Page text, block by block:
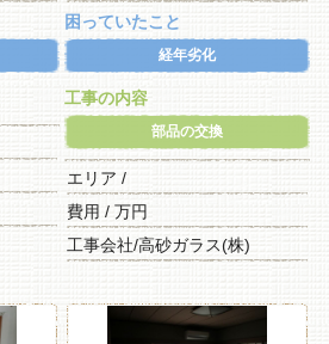
困っていたこと
経年劣化
工事の内容
部品の交換
エリア /
費用 / 万円
工事会社/高砂ガラス(株)